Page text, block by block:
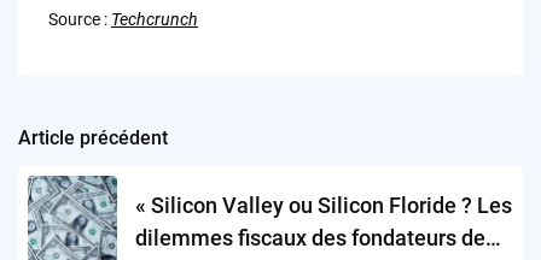
Source : Techcrunch
Post
navigation
Article précédent
« Silicon Valley ou Silicon Floride ? Les
dilemmes fiscaux des fondateurs de